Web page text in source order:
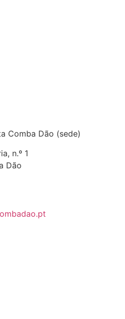
Comba Dão (sede)
n.º 1
Dão